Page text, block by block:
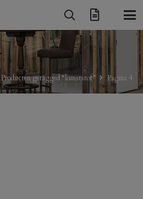
Producten getagged “kunststof” Pagina 4